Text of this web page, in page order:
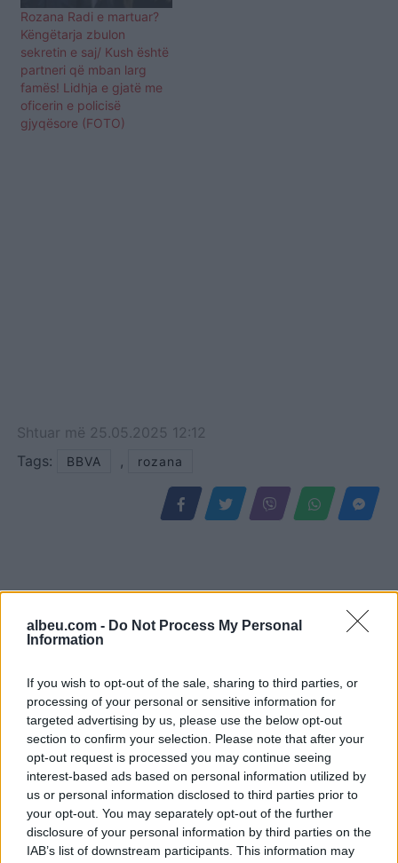
albeu.com - Do Not Process My Personal
Information
If you wish to opt-out of the sale, sharing to third parties, or
processing of your personal or sensitive information for
targeted advertising by us, please use the below opt-out
section to confirm your selection. Please note that after your
opt-out request is processed you may continue seeing
interest-based ads based on personal information utilized by
us or personal information disclosed to third parties prior to
your opt-out. You may separately opt-out of the further
disclosure of your personal information by third parties on the
IAB’s list of downstream participants. This information may
Rozana Radi e martuar?
Këngëtarja zbulon
sekretin e saj/ Kush është
partneri që mban larg
famës! Lidhja e gjatë me
oficerin e policisë
gjyqësore (FOTO)
Shtuar më 25.05.2025 12:12
Tags:
BBVA , rozana
Zbulohet identiteti i 20-
vjeçarit të vrarë në Korçë,
u qëllua me kallashnikov
brenda një pallati
Zjarr në Gjirokastër/
Izolohet flaka në mal,
shkrumbohen 3 hektarë
me shkurre e barishte në
kufirin mes Golemit dhe
Progonatit